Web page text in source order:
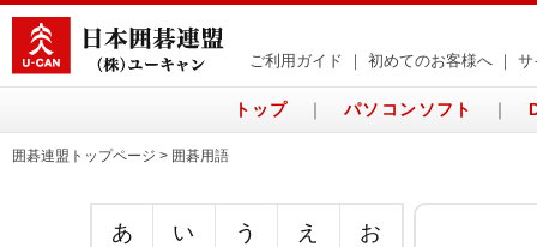
ご利用ガイド 初めてのお客様へ サ
トップ ｜ パソコンソフト ｜
囲碁連盟トップページ > 囲碁用語
あ い う え お